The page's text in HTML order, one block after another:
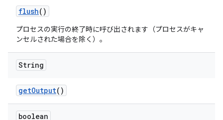
flush()
プロセスの実行の終了時に呼び出されます（プロセスがキャ
ンセルされた場合を除く）。
String
getOutput()
boolean